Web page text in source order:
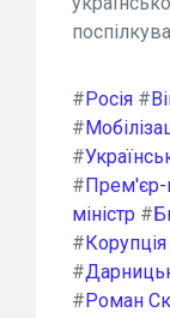
#Росія #
#
#
#Прем'єр-
міністр #
#Корупція
#
#Роман